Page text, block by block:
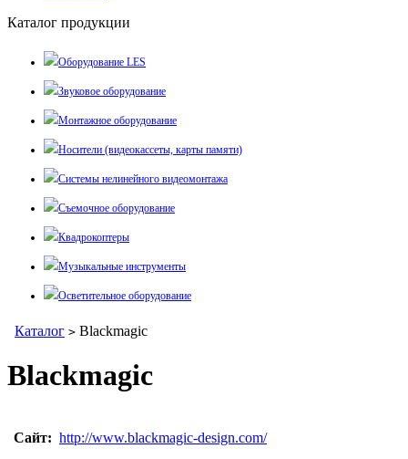
Каталог продукции
Оборудование LES
Звуковое оборудование
Монтажное оборудование
Носители (видеокассеты, карты памяти)
Системы нелинейного видеомонтажа
Съемочное оборудование
Квадрокоптеры
Музыкальные инструменты
Осветительное оборудование
Каталог > Blackmagic
Blackmagic
Сайт: http://www.blackmagic-design.com/